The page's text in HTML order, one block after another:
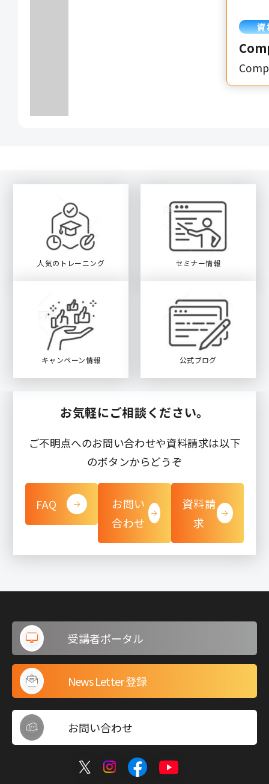
資
人気のトレーニング セミナー情報
キャンペーン情報 公式ブログ
お気軽にご相談ください。
ご不明点へのお問い合わせや資料請求は以下
のボタンからどうぞ
FAQ
お問い
合わせ
資料請
求
受講者ポータル
News Letter 登録
お問い合わせ